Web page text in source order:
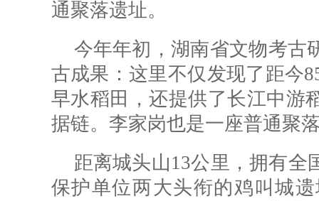
通聚落遗址。
今年年初，湖南省文物考古
古成果：这里不仅发现了距今
早水稻田，还提供了长江中游
据链。李家岗也是一座普通聚
距离城头山13公里，拥有全
保护单位两大头衔的鸡叫城